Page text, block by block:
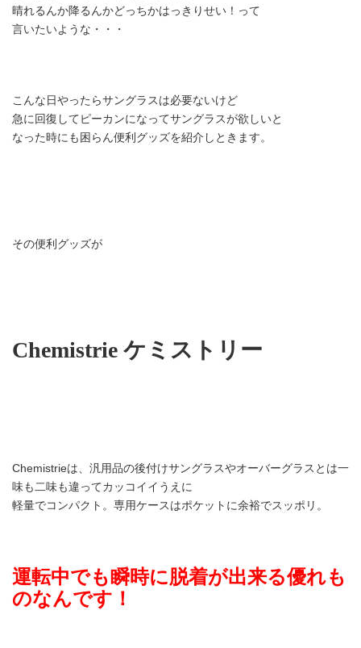
晴れるんか降るんかどっちかはっきりせい！って
言いたいような・・・
こんな日やったらサングラスは必要ないけど
急に回復してピーカンになってサングラスが欲しいと
なった時にも困らん便利グッズを紹介しときます。
その便利グッズが
Chemistrie ケミストリー
Chemistrieは、汎用品の後付けサングラスやオーバーグラスとは一
味も二味も違ってカッコイイうえに
軽量でコンパクト。専用ケースはポケットに余裕でスッポリ。
運転中でも瞬時に脱着が出来る優れも
のなんです！